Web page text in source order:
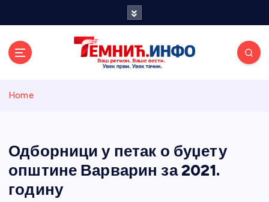
и портал
Home
Одборници у петак о буџету
општине Варварин за 2021.
годину